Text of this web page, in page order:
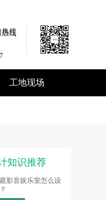
工地现场
知识推荐
影音娱乐室怎么设